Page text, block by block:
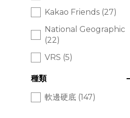
Kakao Friends (27)
National Geographic
(22)
VRS (5)
種類
軟邊硬底 (147)